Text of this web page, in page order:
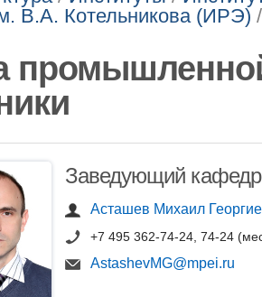
В.А. Котельникова (ИРЭ)
Заведующий
Асташев Михаил
+7 495 362-74-24, 74-24
AstashevMG@mpei.ru